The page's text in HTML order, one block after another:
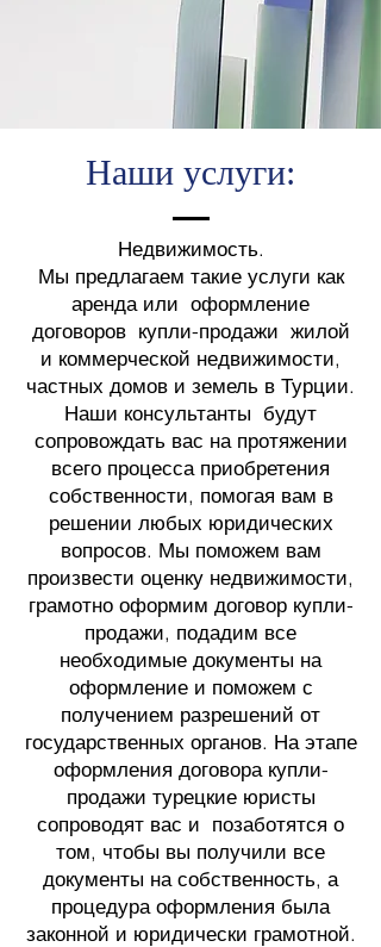
Наши услуги:
Недвижимость.
Мы предлагаем такие услуги как
аренда или оформление
договоров купли-продажи жилой
и коммерческой недвижимости,
частных домов и земель в Турции.
Наши консультанты будут
сопровождать вас на протяжении
всего процесса приобретения
собственности, помогая вам в
решении любых юридических
вопросов. Мы поможем вам
произвести оценку недвижимости,
грамотно оформим договор купли-
продажи, подадим все
необходимые документы на
оформление и поможем с
получением разрешений от
государственных органов. На этапе
оформления договора купли-
продажи турецкие юристы
сопроводят вас и позаботятся о
том, чтобы вы получили все
документы на собственность, а
процедура оформления была
законной и юридически грамотной.